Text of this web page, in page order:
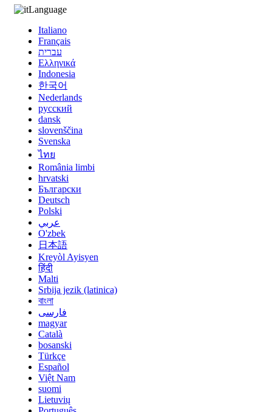
Language
Italiano
Français
עברית
Ελληνικά
Indonesia
한국어
Nederlands
русский
dansk
slovenščina
Svenska
ไทย
România limbi
hrvatski
Български
Deutsch
Polski
عربي
O'zbek
日本語
Kreyòl Ayisyen
हिंदी
Malti
Srbija jezik (latinica)
বাংলা
فارسی
magyar
Català
bosanski
Türkçe
Español
Việt Nam
suomi
Lietuvių